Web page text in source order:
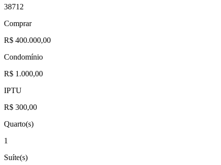
38712
Comprar
R$ 400.000,00
Condomínio
R$ 1.000,00
IPTU
R$ 300,00
Quarto(s)
1
Suíte(s)